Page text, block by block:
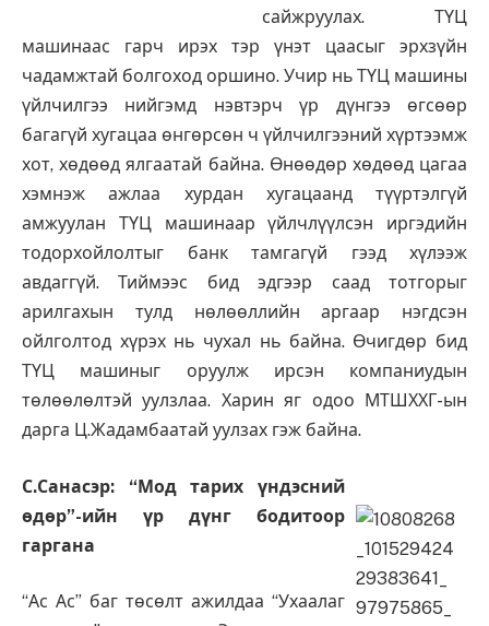
сайжруулах. ТҮЦ
машинаас гарч ирэх тэр үнэт цаасыг эрхзүйн
чадамжтай болгоход оршино. Учир нь ТҮЦ машины
үйлчилгээ нийгэмд нэвтэрч үр дүнгээ өгсөөр
багагүй хугацаа өнгөрсөн ч үйлчилгээний хүртээмж
хот, хөдөөд ялгаатай байна. Өнөөдөр хөдөөд цагаа
хэмнэж ажлаа хурдан хугацаанд түүртэлгүй
амжуулан ТҮЦ машинаар үйлчлүүлсэн иргэдийн
тодорхойлолтыг банк тамгагүй гээд хүлээж
авдаггүй. Тиймээс бид эдгээр саад тотгорыг
арилгахын тулд нөлөөллийн аргаар нэгдсэн
ойлголтод хүрэх нь чухал нь байна. Өчигдөр бид
ТҮЦ машиныг оруулж ирсэн компаниудын
төлөөлөлтэй уулзлаа. Харин яг одоо МТШХХГ-ын
дарга Ц.Жадамбаатай уулзах гэж байна.
С.Санасэр: “Мод тарих үндэсний
өдөр”-ийн үр дүнг бодитоор
гаргана
“Ас Ас” баг төсөлт ажилдаа “Ухаалаг